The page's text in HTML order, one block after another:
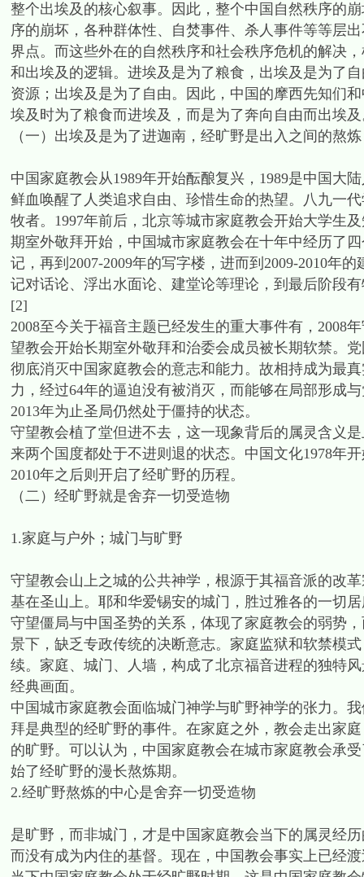
整个出埃及的核心叙事。因此，整个中国自然秩序的
序的崩坏，各种群体性、自焚事件、杀人事件等等层
界点。而这些外在的自然秩序和社会秩序危机的解决
和出埃及的逻辑。进埃及是为了粮食，出埃及是为了
资源；出埃及是为了自由。因此，中国的摩西先知们
埃及时为了粮食而进埃及，而是为了奔向自由而出埃及
（一）出埃及是为了进迦南，经旷野是出入之间的熬炼
中国家庭教会从1989年开始酝酿复兴，1989是中国大
鲜血唤醒了人类追求自由、珍惜生命的热望。八九一
牧者。1997年前后，北京等城市家庭教会开始大学生
期室外敬拜开始，中国城市家庭教会在十年中经历了
记，再到2007-2009年的写字楼，进而到2009-2010年
记对话论、浮出水面论、建堂论等理论，到最后阶段
[2]
2008至今关于福音主题已经发生的重大事件有，2008
望教会开始长期室外敬拜和治委会成员被长期软禁。
彻底消灭中国家庭教会的意志和能力。故相持成为最
力，经过64年的逼迫没有被消灭，而能够在局部形成
2013年为止圣局仍然处于僵持的状态。
守望教会植了堂但进不去，这一现象背后的属灵含义
来两个国度都处于不进则退的状态。中国文化1978年
2010年之后则开启了经旷野的历程。
（二）经旷野就是舍弃一切受造物
1.家庭与户外；城门与旷野
守望教会山上之城的公共神学，根源于其福音派的改
基在圣山上。耶和华爱锡安的城门，胜过雅各的一切
守望僵局与中国圣势的关系，体现了家庭教会的弱势
景下，缺乏专政传统的决断意志。家庭监狱和软禁模
续。家庭、城门、人墙，构成了北京福音进程的独特
经典画面。
中国城市家庭教会面临城门神学与旷野神学的张力。
拜是典型的经旷野的事件。在家庭之外，教会走出家
的旷野。可以认为，中国家庭教会在城市家庭教会承
始了经旷野的漫长熬炼期。
2.经旷野熬炼的中心是舍弃一切受造物
是旷野，而非城门，才是中国家庭教会当下的属灵经
而没有成为内住的基督。现在，中国教会事实上已经